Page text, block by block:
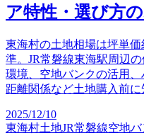
ア特性・選び方
東海村の土地相場は坪単
準。JR常磐線東海駅周辺
環境、空地バンクの活用
距離関係など土地購入前に
2025/12/10
東海村土地JR常磐線空地バ